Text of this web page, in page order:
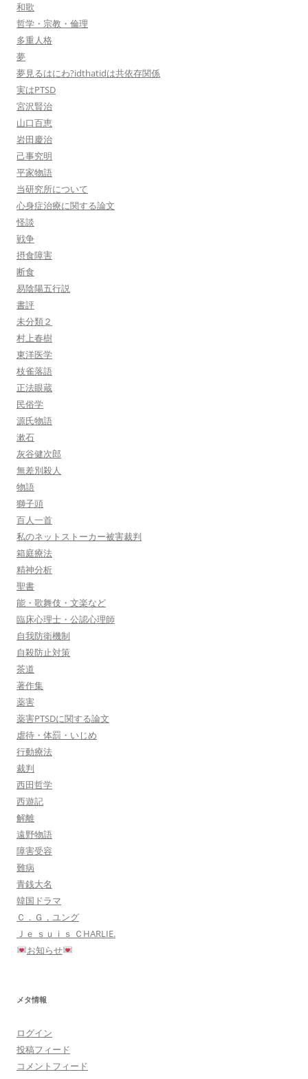
和歌
哲学・宗教・倫理
多重人格
夢
夢見るはにわ?idthatidは共依存関係
実はPTSD
宮沢賢治
山口百恵
岩田慶治
己事究明
平家物語
当研究所について
心身症治療に関する論文
怪談
戦争
摂食障害
断食
易陰陽五行説
書評
未分類２
村上春樹
東洋医学
枝雀落語
正法眼蔵
民俗学
源氏物語
漱石
灰谷健次郎
無差別殺人
物語
獅子頭
百人一首
私のネットストーカー被害裁判
箱庭療法
精神分析
聖書
能・歌舞伎・文楽など
臨床心理士・公認心理師
自我防衛機制
自殺防止対策
茶道
著作集
薬害
薬害PTSDに関する論文
虐待・体罰・いじめ
行動療法
裁判
西田哲学
西遊記
解離
遠野物語
障害受容
難病
青銭大名
韓国ドラマ
Ｃ．Ｇ，ユング
Ｊｅ ｓｕｉｓ ＣHARLIE.
お知らせ
メタ情報
ログイン
投稿フィード
コメントフィード